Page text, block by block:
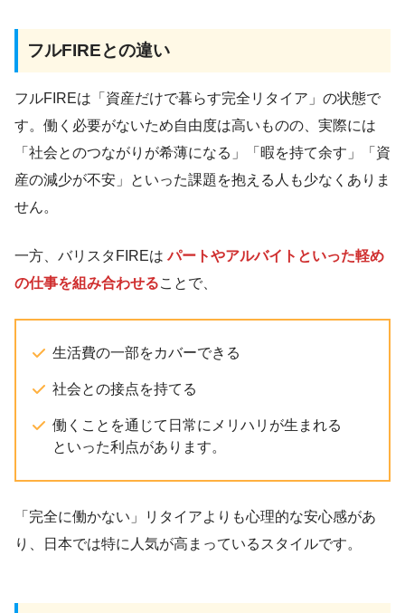
フルFIREとの違い
フルFIREは「資産だけで暮らす完全リタイア」の状態で
す。働く必要がないため自由度は高いものの、実際には
「社会とのつながりが希薄になる」「暇を持て余す」「資
産の減少が不安」といった課題を抱える人も少なくありま
せん。
一方、バリスタFIREはパートやアルバイトといった軽め
の仕事を組み合わせることで、
生活費の一部をカバーできる
社会との接点を持てる
働くことを通じて日常にメリハリが生まれる
といった利点があります。
「完全に働かない」リタイアよりも心理的な安心感があ
り、日本では特に人気が高まっているスタイルです。